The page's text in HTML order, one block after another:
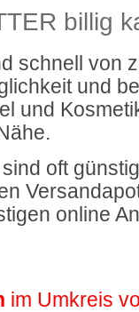
billig
schnell von
und
und
sind oft
online
im Umkreis